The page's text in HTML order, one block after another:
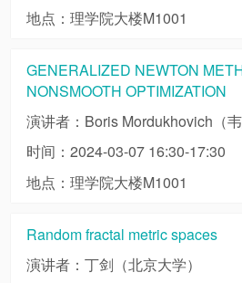
地点：理学院大楼M1001
GENERALIZED NEWTON
NONSMOOTH OPTIMIZATION
演讲者：Boris Mordukhovich（韦
时间：2024-03-07 16:30-17:30
地点：理学院大楼M1001
Random fractal metric spaces
演讲者：丁剑（北京大学）